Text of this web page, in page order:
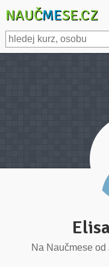
NAUČMESE.CZ
Na Naučmese od